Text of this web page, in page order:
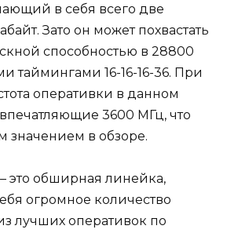
в себя всего две
Зато он может похвастать
способностью в 28800
таймингами 16-16-16-36. При
оперативки в данном
впечатляющие 3600 МГц, что
значением в обзоре.
это обширная линейка,
огромное количество
лучших оперативок по